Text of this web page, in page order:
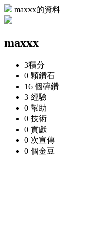
maxxx的資料
maxxx
3積分
0 顆鑽石
16 個碎鑽
3 經驗
0 幫助
0 技術
0 貢獻
0 次宣傳
0 個金豆